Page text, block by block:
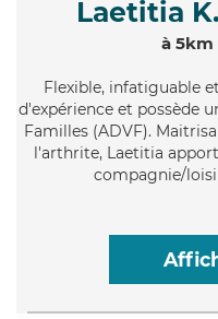
Laetitia
à 5km
Flexible, infatiguable
d'expérience et possède
Familles (ADVF).
l'arthrite, Laetitia
compagnie/